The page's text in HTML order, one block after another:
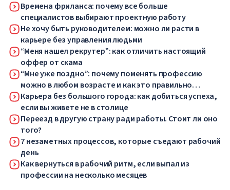
Времена фриланса: почему все больше
специалистов выбирают проектную работу
Не хочу быть руководителем: можно ли расти в
карьере без управления людьми
“Меня нашел рекрутер”: как отличить настоящий
оффер от скама
“Мне уже поздно”: почему поменять профессию
можно в любом возрасте и как это правильно
сделать
Карьера без большого города: как добиться успеха,
если вы живете не в столице
Переезд в другую страну ради работы. Стоит ли оно
того?
7 незаметных процессов, которые съедают рабочий
день
Как вернуться в рабочий ритм, если выпал из
профессии на несколько месяцев